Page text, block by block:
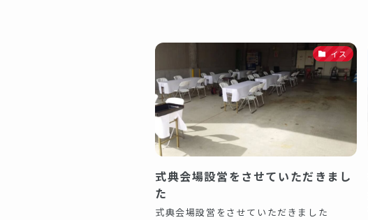
イス
式典会場設営をさせていただきまし
た
式典会場設営をさせていただきました